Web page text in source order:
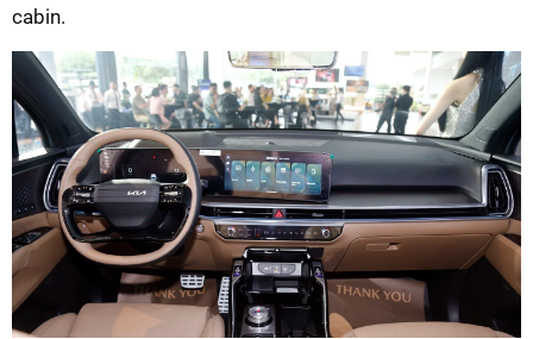
cabin.